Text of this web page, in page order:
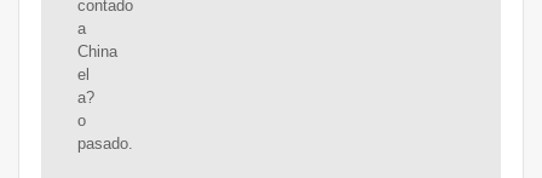
contado
a
China
el
a?
o
pasado.